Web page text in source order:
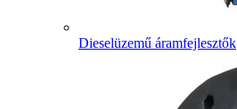
Dieselüzemű áramfejlesztők